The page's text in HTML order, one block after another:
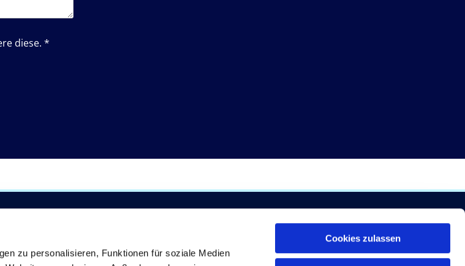
zu personalisieren, Funktionen für soziale Medien
Cookies zulassen
diese. *
Montag bis Freitag 7.00 Uhr bis